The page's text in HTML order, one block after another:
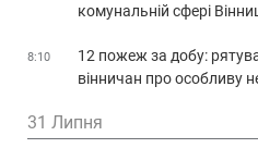
комунальній сфері
8:10
12 пожеж за добу:
вінничан про особливу
31 Липня